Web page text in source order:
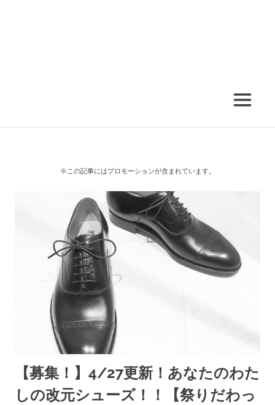
MENU
※この記事にはプロモーションが含まれています。
【募集！】4/27更新！あなたのわた
しの改元シューズ！！【祭りだわっ